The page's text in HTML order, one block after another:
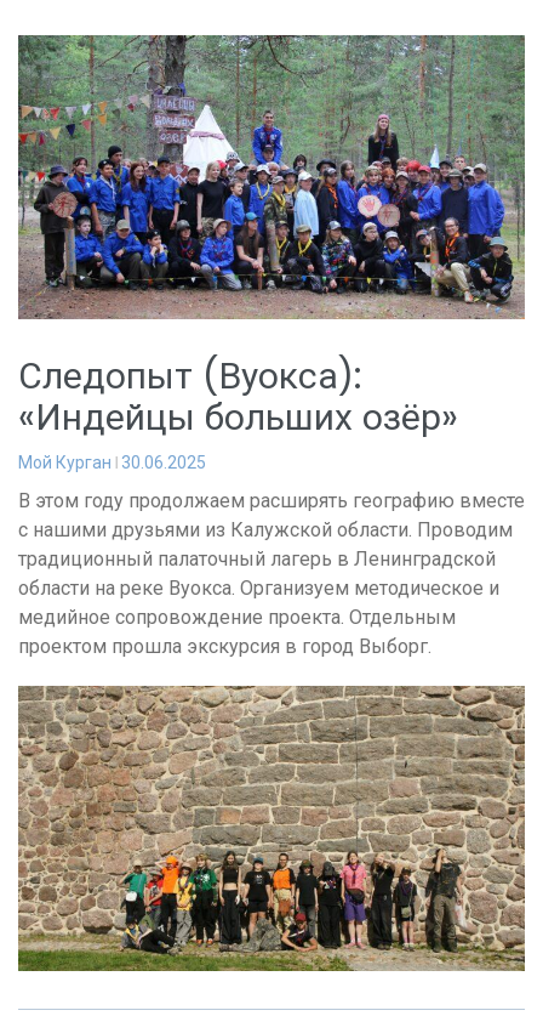
Следопыт (Вуокса):
«Индейцы больших озёр»
Мой Курган 30.06.2025
В этом году продолжаем расширять географию вместе
с нашими друзьями из Калужской области. Проводим
традиционный палаточный лагерь в Ленинградской
области на реке Вуокса. Организуем методическое и
медийное сопровождение проекта. Отдельным
проектом прошла экскурсия в город Выборг.